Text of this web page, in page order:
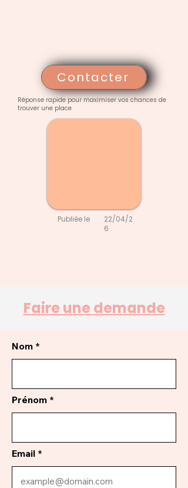
Contacter
Réponse rapide pour maximiser vos chances de
trouver une place
Publiée le
22/04/2
6
Faire une demande
Nom
Prénom
Email